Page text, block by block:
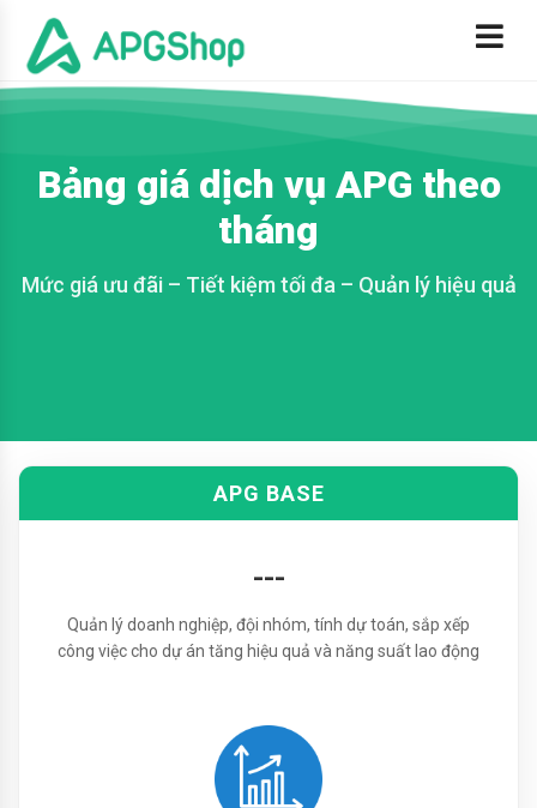
Bảng giá dịch vụ APG theo
tháng
Mức giá ưu đãi – Tiết kiệm tối đa – Quản lý hiệu quả
APG BASE
---
Quản lý doanh nghiệp, đội nhóm, tính dự toán, sắp xếp
công việc cho dự án tăng hiệu quả và năng suất lao động